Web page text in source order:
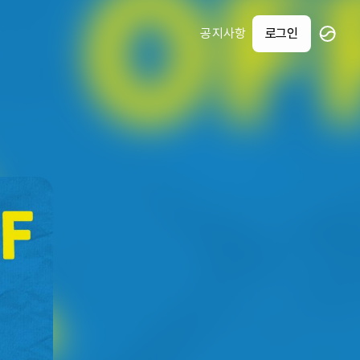
공지사항 로그인